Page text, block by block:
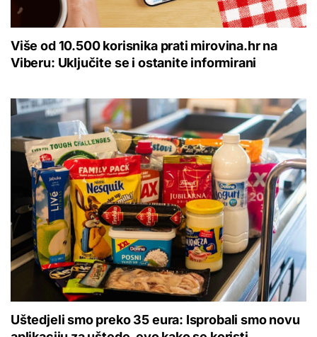
Više od 10.500 korisnika prati mirovina.hr na
Viberu: Uključite se i ostanite informirani
Uštedjeli smo preko 35 eura: Isprobali smo novu